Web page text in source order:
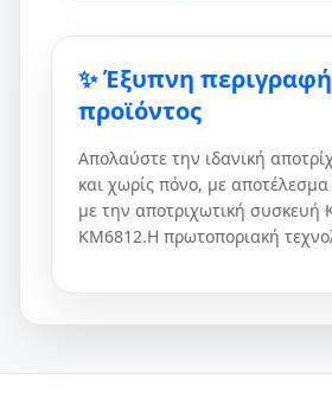
✨ Έξυπνη περιγραφή
προϊόντος
Απολαύστε την ιδανική
και χωρίς πόνο, με αποτέλεσμα
με την αποτριχωτική συσκευή
KM6812.Η πρωτοποριακή